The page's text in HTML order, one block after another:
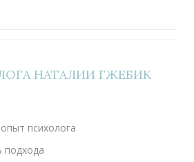
НАТАЛИИ ГЖЕБИК
психолога
подхода